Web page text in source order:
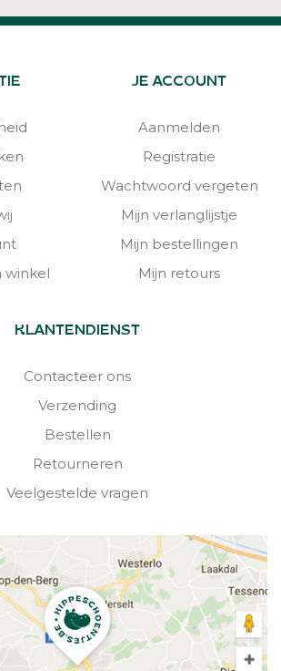
winkel
JE ACCOUNT
Aanmelden
Registratie
Wachtwoord vergeten
Mijn verlanglijstje
Mijn bestellingen
Mijn retours
KLANTENDIENST
Contacteer ons
Verzending
Bestellen
Retourneren
Veelgestelde vragen